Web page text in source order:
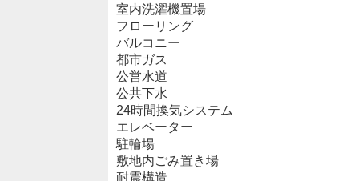
室内洗濯機置場
フローリング
バルコニー
都市ガス
公営水道
公共下水
24時間換気システム
エレベーター
駐輪場
敷地内ごみ置き場
耐震構造